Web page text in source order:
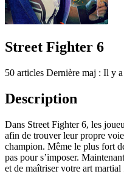
Street Fighter 6
50 articles Dernière maj : Il y
Description
Dans Street Fighter 6, les
afin de trouver leur propre
champion. Même le plus fort
pas pour s’imposer.
et de maîtriser votre art martial